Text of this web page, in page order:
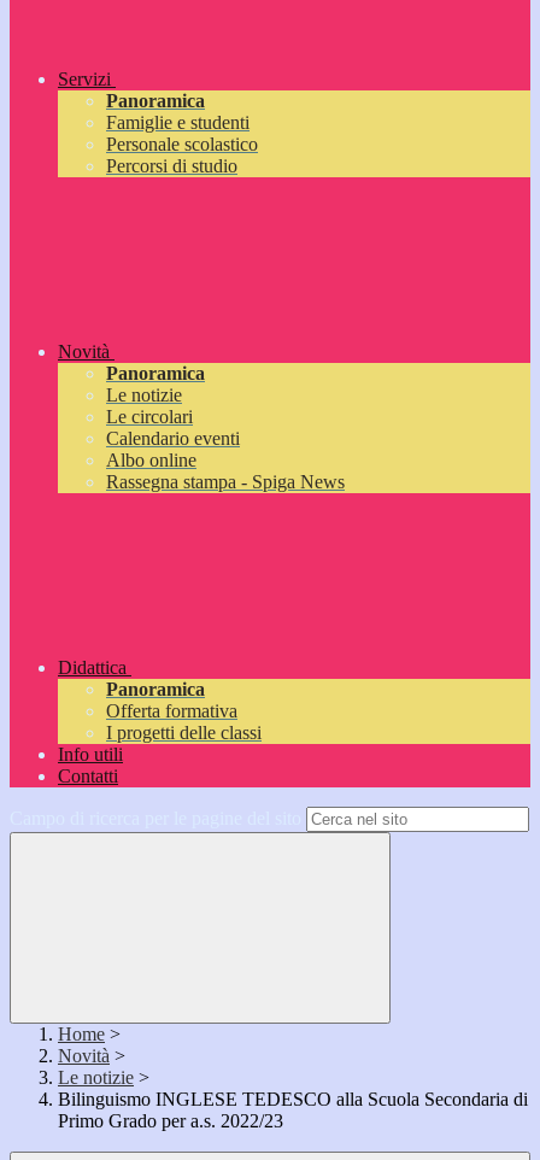
Servizi
Panoramica
Famiglie e studenti
Personale scolastico
Percorsi di studio
Novità
Panoramica
Le notizie
Le circolari
Calendario eventi
Albo online
Rassegna stampa - Spiga News
Didattica
Panoramica
Offerta formativa
I progetti delle classi
Info utili
Contatti
Home >
Novità >
Le notizie >
Bilinguismo INGLESE TEDESCO alla Scuola Secondaria di
Primo Grado per a.s. 2022/23